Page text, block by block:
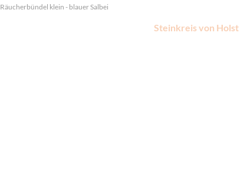
Räucherbündel klein - blauer Salbei
Steinkreis von Holst